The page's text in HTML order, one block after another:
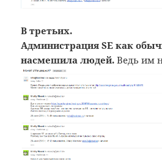
В третьих.
Администрация SE как
насмешила людей. Ведь им